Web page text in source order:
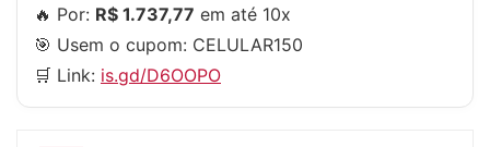
🔥 Por: R$ 1.737,77 em até 10x
🎯 Usem o cupom: CELULAR150
🛒 Link: is.gd/D6OOPO